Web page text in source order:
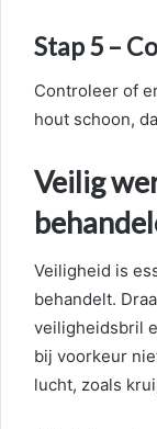
Stap 5 –
Controleer of
hout schoon,
Veilig
Veiligheid is
behandelt.
veiligheidsbril
bij voorkeur
lucht, zoals